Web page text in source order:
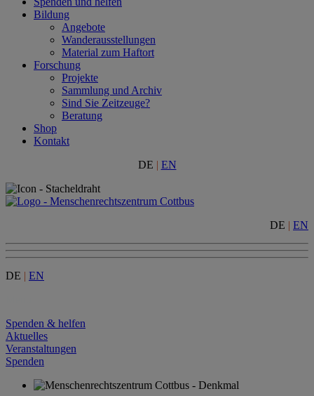
Bildung
Angebote
Wanderausstellungen
Material zum Haftort
Forschung
Projekte
Sammlung und Archiv
Sind Sie Zeitzeuge?
Beratung
Shop
Kontakt
DE | EN
DE | EN
DE | EN
Spenden & helfen
Aktuelles
Veranstaltungen
Spenden